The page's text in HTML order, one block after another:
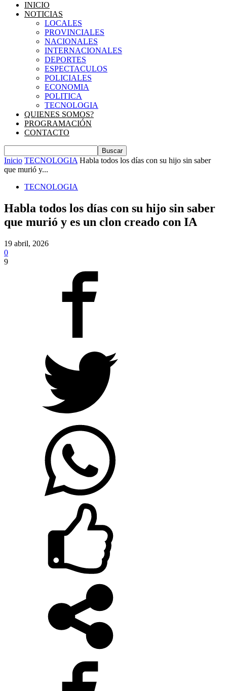
INICIO
NOTICIAS
LOCALES
PROVINCIALES
NACIONALES
INTERNACIONALES
DEPORTES
ESPECTACULOS
POLICIALES
ECONOMIA
POLITICA
TECNOLOGIA
QUIENES SOMOS?
PROGRAMACIÓN
CONTACTO
Inicio TECNOLOGIA Habla todos los días con su hijo sin saber
que murió y...
TECNOLOGIA
Habla todos los días con su hijo sin saber
que murió y es un clon creado con IA
19 abril, 2026
0
9